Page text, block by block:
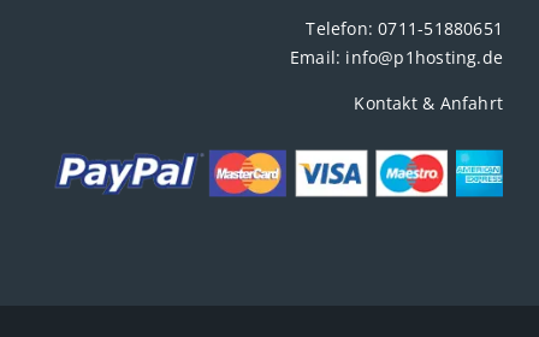
Telefon:0711-51880651
Email: info@p1hosting.de
Kontakt & Anfahrt